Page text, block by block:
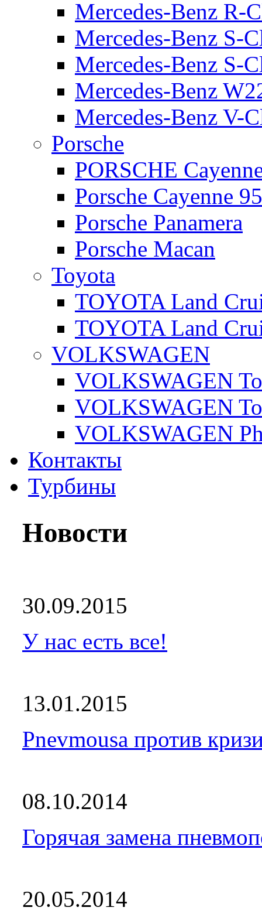
Mercedes-Benz R-
Mercedes-Benz S-
Mercedes-Benz S-
Mercedes-Benz
Mercedes-Benz V-
Porsche
PORSCHE
Porsche Cayenne
Porsche Panamera
Porsche Macan
Toyota
TOYOTA Land
TOYOTA Land
VOLKSWAGEN
VOLKSWAGEN
VOLKSWAGEN
VOLKSWAGEN
Контакты
Турбины
Новости
30.09.2015
У нас есть все!
13.01.2015
Pnevmousa против
08.10.2014
Горячая замена
20.05.2014